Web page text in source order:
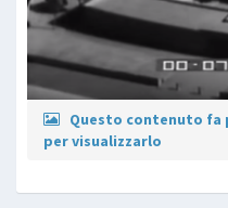
Questo contenuto fa
per visualizzarlo